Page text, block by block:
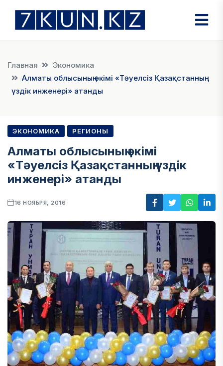
Главная
Экономика
Алматы облысының әкімі «Тәуелсіз Қазақстанның
үздік инженері» атанды
ЭКОНОМИКА РЕГИОНЫ
Алматы облысының әкімі
«Тәуелсіз Қазақстанның үздік
инженері» атанды
16 НОЯБРЯ, 2016